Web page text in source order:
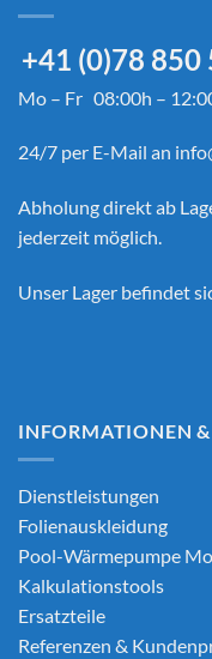
+41 (0)78 850
Mo – Fr 08:00h –
24/7 per E-Mail an
Abholung direkt ab
jederzeit möglich.
Unser Lager befindet
INFORMATIONEN &
Dienstleistungen
Folienauskleidung
Pool-Wärmepumpe
Kalkulationstools
Ersatzteile
Referenzen &